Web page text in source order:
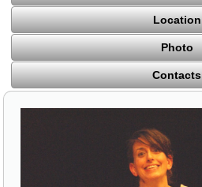
Location
Photo
Contacts